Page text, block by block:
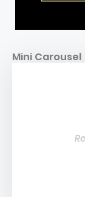
Mini Carousel